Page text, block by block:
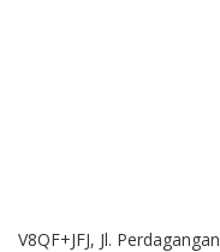
V8QF+JFJ, Jl.